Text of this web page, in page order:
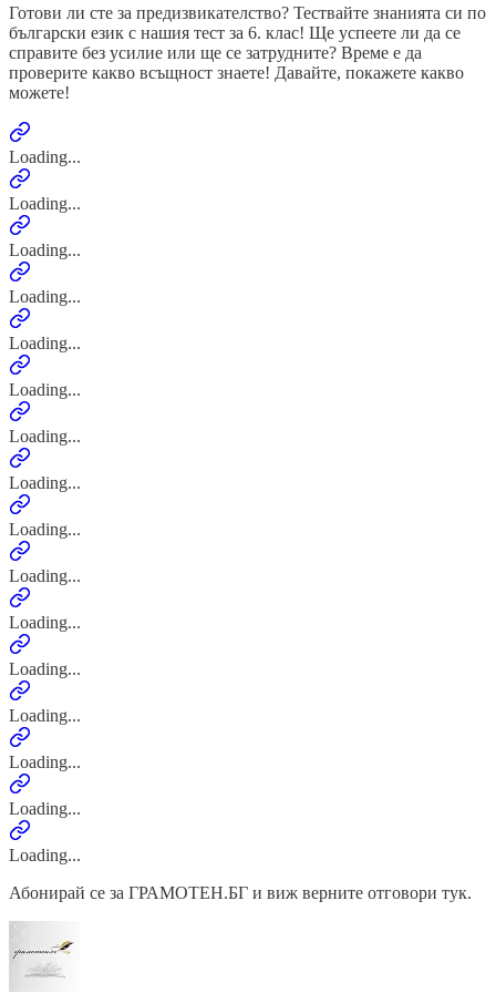
Готови ли сте за предизвикателство? Тествайте знанията си по
български език с нашия тест за 6. клас! Ще успеете ли да се
справите без усилие или ще се затрудните? Време е да
проверите какво всъщност знаете! Давайте, покажете какво
можете!
Loading...
Loading...
Loading...
Loading...
Loading...
Loading...
Loading...
Loading...
Loading...
Loading...
Loading...
Loading...
Loading...
Loading...
Loading...
Loading...
Абонирай се за ГРАМОТЕН.БГ и виж верните отговори тук.